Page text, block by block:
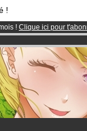
!
! Clique ici pour